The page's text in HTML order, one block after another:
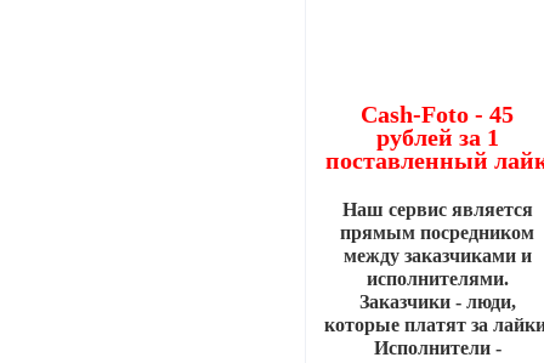
Cash-Foto - 45
рублей за 1
поставленный
Наш сервис является
прямым посредником
между заказчиками и
исполнителями.
Заказчики - люди,
которые платят за
Исполнители -